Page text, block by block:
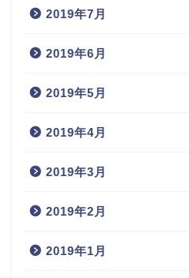
2019年7月
2019年6月
2019年5月
2019年4月
2019年3月
2019年2月
2019年1月